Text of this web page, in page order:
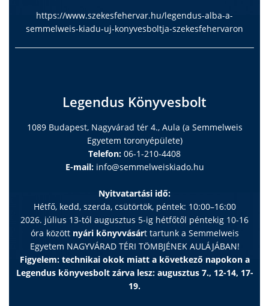
https://www.szekesfehervar.hu/legendus-alba-a-
semmelweis-kiadu-uj-konyvesboltja-szekesfehervaron
Legendus Könyvesbolt
1089 Budapest, Nagyvárad tér 4., Aula (a Semmelweis
Egyetem toronyépülete)
Telefon: 06-1-210-4408
E-mail: info@semmelweiskiado.hu
Nyitvatartási idő:
Hétfő, kedd, szerda, csütörtök, péntek: 10:00–16:00
2026. július 13-tól augusztus 5-ig hétfőtől péntekig 10-16
óra között nyári könyvvásárt tartunk a Semmelweis
Egyetem NAGYVÁRAD TÉRI TÖMBJÉNEK AULÁJÁBAN!
Figyelem: technikai okok miatt a következő napokon a
Legendus könyvesbolt zárva lesz: augusztus 7., 12-14, 17-
19.